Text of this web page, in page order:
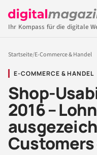
Ihr Kompass für die digitale
Startseite/E-Commerce & Handel
E-COMMERCE & HANDEL
Shop-
2016 –